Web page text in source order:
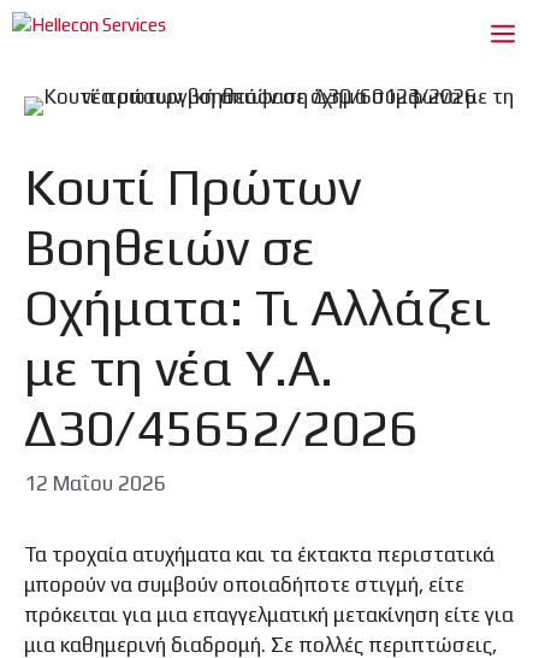
Μετάβαση
Κουτί Πρώτων
Βοηθειών σε
Οχήματα: Τι Αλλάζει
με τη νέα Υ.Α.
Δ30/45652/2026
12 Μαΐου 2026
Τα τροχαία ατυχήματα και τα έκτακτα περιστατικά
μπορούν να συμβούν οποιαδήποτε στιγμή, είτε
πρόκειται για μια επαγγελματική μετακίνηση είτε για
μια καθημερινή διαδρομή. Σε πολλές περιπτώσεις,